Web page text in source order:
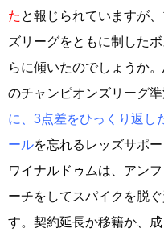
た と報じられていますが
ズリーグをともに制した
らに傾いたのでしょうか
のチャンピオンズリーグ準
に、3点差をひっくり返し
ールを忘れるレッズサポ
ワイナルドゥムは、アン
ーチをしてスパイクを脱
す。契約延長か移籍か、